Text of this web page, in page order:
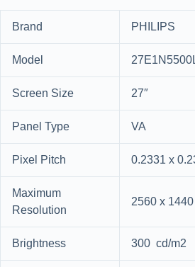
Brand
PHILIPS
Model
Screen Size
27″
Panel Type
VA
Pixel Pitch
0.2331 x
Maximum
Resolution
2560 x
Brightness
300 cd/m2